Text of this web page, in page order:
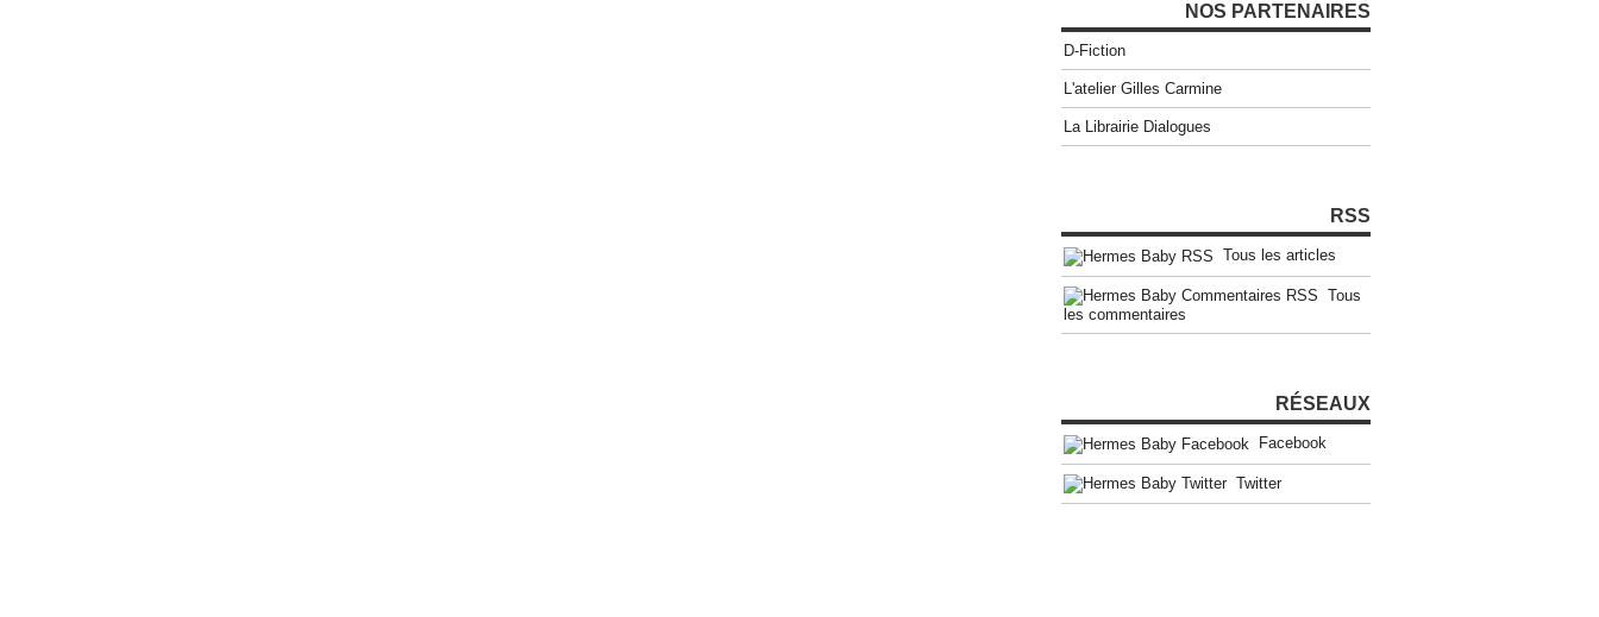
NOS PARTENAIRES
D-Fiction
L'atelier Gilles Carmine
La Librairie Dialogues
RSS
Tous les articles
Tous
les commentaires
RÉSEAUX
Facebook
Twitter